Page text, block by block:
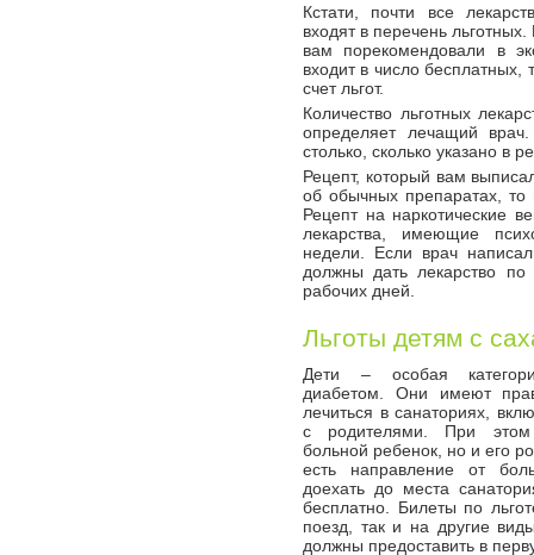
Кстати, почти все
входят в перечень
вам порекомендовали в
входит в число бесплатных,
счет льгот.
Количество льготных
определяет лечащий
столько, сколько указано в
Рецепт, который вам
об обычных препаратах,
Рецепт на наркотические
лекарства, имеющие
недели. Если врач
должны дать лекарство
рабочих дней.
Льготы детям с
Дети – особая
диабетом. Они имеют
лечиться в санаториях,
с родителями. При
больной ребенок, но и его
есть направление от
доехать до места
бесплатно. Билеты по
поезд, так и на другие
должны предоставить в